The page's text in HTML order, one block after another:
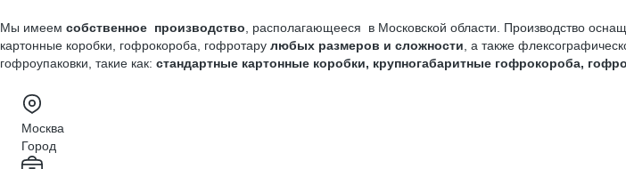
Мы имеем собственное производство , располагающееся в Московской области. Производство
картонные коробки,
гофрокороба, гофротару любых размеров и сложности , а также
гофроупаковки, такие как: стандартные картонные коробки, крупногабаритные гофрокороба,
Москва
Город